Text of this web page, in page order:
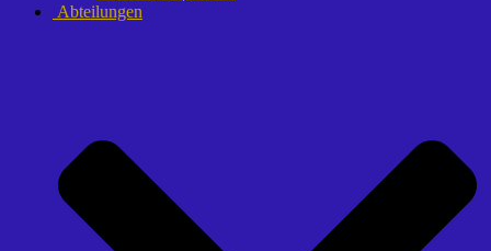
Abteilungen